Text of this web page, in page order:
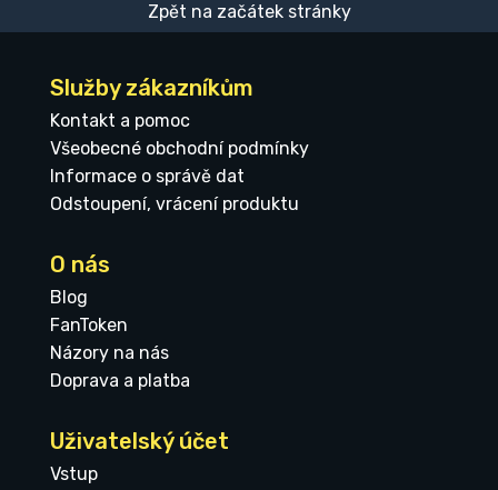
Zpět na začátek stránky
Služby zákazníkům
Kontakt a pomoc
Všeobecné obchodní podmínky
Informace o správě dat
Odstoupení, vrácení produktu
O nás
Blog
FanToken
Názory na nás
Doprava a platba
Uživatelský účet
Vstup